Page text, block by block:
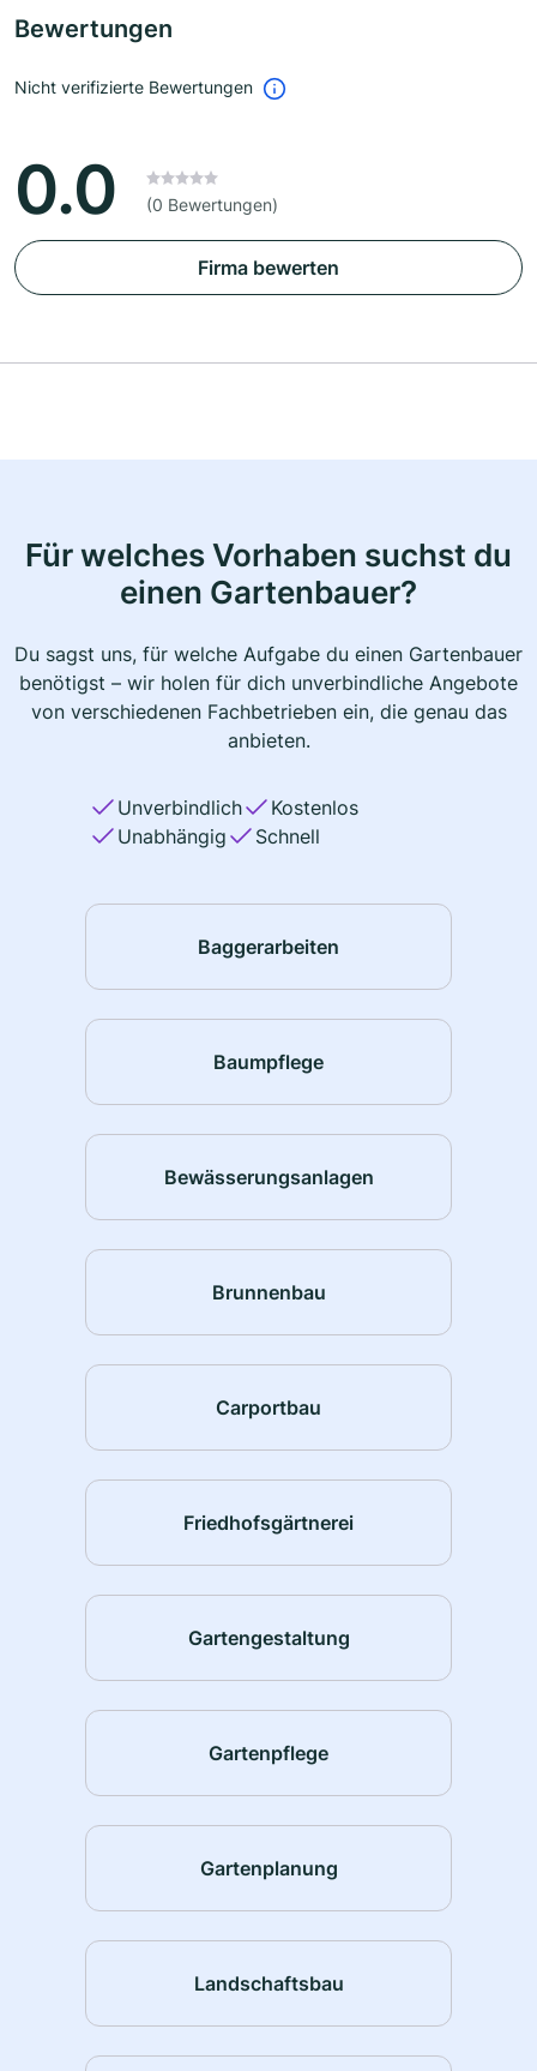
Bewertungen
Nicht verifizierte Bewertungen
0.0 (0 Bewertungen)
Firma bewerten
Für welches Vorhaben suchst du
einen Gartenbauer?
Du sagst uns, für welche Aufgabe du einen Gartenbauer
benötigst – wir holen für dich unverbindliche Angebote
von verschiedenen Fachbetrieben ein, die genau das
anbieten.
Unverbindlich
Kostenlos
Unabhängig
Schnell
Baggerarbeiten
Baumpflege
Bewässerungsanlagen
Brunnenbau
Carportbau
Friedhofsgärtnerei
Gartengestaltung
Gartenpflege
Gartenplanung
Landschaftsbau